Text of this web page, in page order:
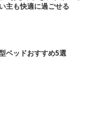
主も快適に過ごせる
ベッドおすすめ5選